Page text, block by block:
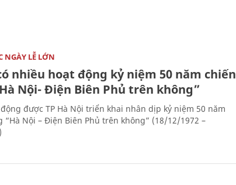
NGÀY LỄ LỚN
nhiều hoạt động kỷ niệm 50 năm chiến
Nội- Điện Biên Phủ trên không”
được TP Hà Nội triển khai nhân dịp kỷ niệm 50 năm
“Hà Nội – Điện Biên Phủ trên không” (18/12/1972 –